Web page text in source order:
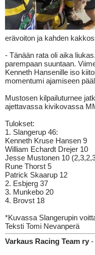
erävoiton ja kahden
- Tänään rata oli aika
parempaan suuntaan.
Kenneth Hansenille iso
momentumi ajamiseen
Mustosen kilpailuturnee
ajettavassa kivikovassa
Tulokset:
1. Slangerup 46:
Kenneth Kruse Hansen 9
William Echardt Drejer 10
Jesse Mustonen 10
Rune Thorst 5
Patrick Skaarup 12
2. Esbjerg 37
3. Munkebo 20
4. Brovst 18
*Kuvassa Slangerupin
Teksti Tomi Nevanperä
Varkaus Racing Team ry -